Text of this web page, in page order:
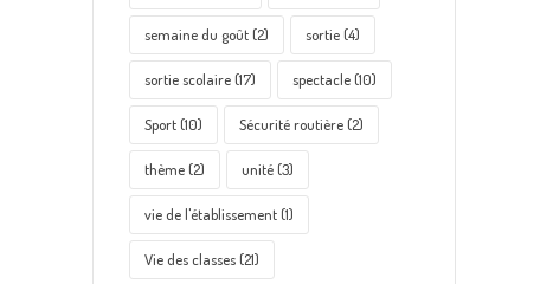
semaine du goût(2) sortie(4)
sortie scolaire(17) spectacle(10)
Sport(10) Sécurité routière(2)
thème(2) unité(3)
vie de l'établissement(1)
Vie des classes(21)